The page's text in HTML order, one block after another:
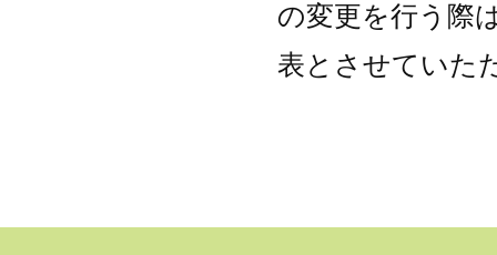
の変更を行う際
表とさせていた